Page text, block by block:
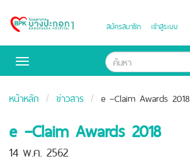
Bangpakok
สมัครสมาชิก เข้าสู่ระบบ
Toggle
หน้าหลัก ข่าวสาร e –Claim Awards 2018
e –Claim Awards 2018
14 พ.ค. 2562